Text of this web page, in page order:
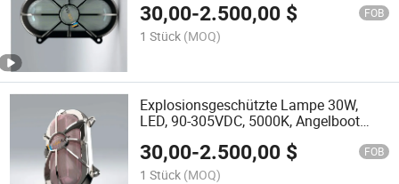
30,00-2.500,00 $ FOB
1 Stück (MOQ)
Explosionsgeschützte Lampe 30W,
LED, 90-305VDC, 5000K, Angelboot
Marine Bulkhead Beleuchtung
30,00-2.500,00 $ FOB
1 Stück (MOQ)